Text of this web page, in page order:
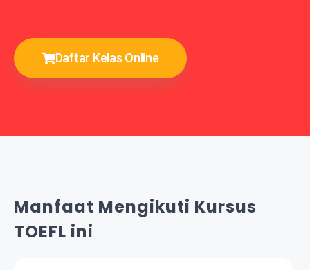
Daftar Kelas Online
Manfaat Mengikuti Kursus
TOEFL ini